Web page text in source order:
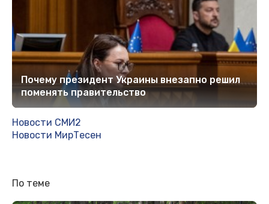
Почему президент Украины внезапно решил
поменять правительство
Новости СМИ2
Новости МирТесен
По теме